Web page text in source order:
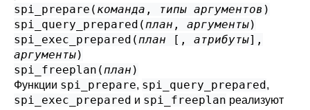
spi_prepare( команда , типы аргументов )
spi_query_prepared(план , аргументы)
spi_exec_prepared(план [, атрибуты],
аргументы)
spi_freeplan(план )
Функции spi_prepare, spi_query_prepared,
spi_exec_prepared и spi_freeplan реализуют